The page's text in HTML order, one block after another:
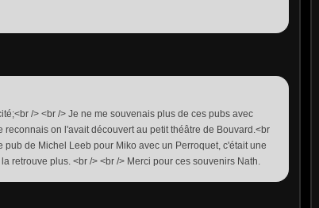
/> <br /> Je ne me souvenais plus de ces pubs avec
reconnais on l'avait découvert au petit théâtre de Bouvard.<br
pub de Michel Leeb pour Miko avec un Perroquet, c'était une
retrouve plus. <br /> <br /> Merci pour ces souvenirs Nath.